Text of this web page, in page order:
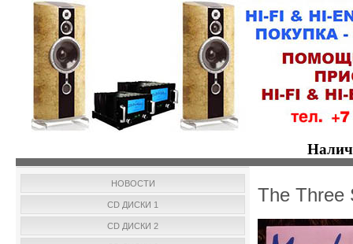
НОВОСТИ
CD ДИСКИ 1
CD ДИСКИ 2
The Three